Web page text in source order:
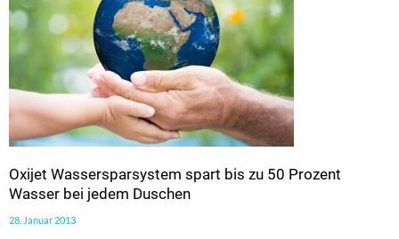
Oxijet Wassersparsystem spart bis zu 50 Prozent
Wasser bei jedem Duschen
28. Januar 2013